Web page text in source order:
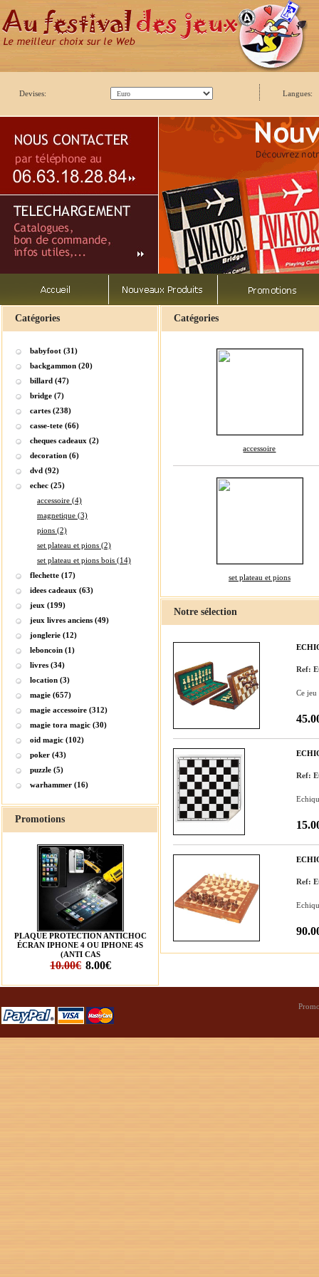
Devises: Langues:
Catégories
babyfoot (31)
backgammon (20)
billard (47)
bridge (7)
cartes (238)
casse-tete (66)
cheques cadeaux (2)
decoration (6)
dvd (92)
echec (25)
accessoire (4)
magnetique (3)
pions (2)
set plateau et pions (2)
set plateau et pions bois (14)
flechette (17)
idees cadeaux (63)
jeux (199)
jeux livres anciens (49)
jonglerie (12)
leboncoin (1)
livres (34)
location (3)
magie (657)
magie accessoire (312)
magie tora magic (30)
oid magic (102)
poker (43)
puzzle (5)
warhammer (16)
Promotions
PLAQUE PROTECTION ANTICHOC
ÉCRAN IPHONE 4 OU IPHONE 4S
(ANTI CAS
10.00€ 8.00€
Catégories
accessoire
set plateau et pions
Notre sélection
Ref:
Ce jeu
Ref:
Ref: